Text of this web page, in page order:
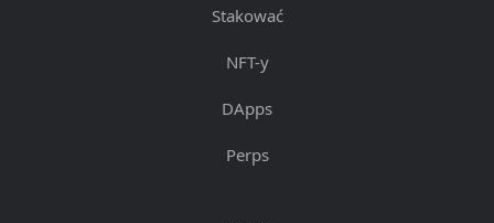
Stakować
NFT-y
DApps
Perps